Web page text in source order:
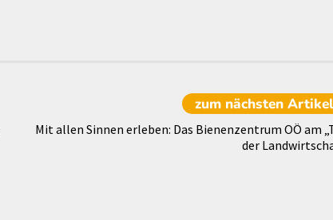
zum nächsten Artikel
Mit allen Sinnen erleben: Das Bienenzentrum OÖ am
der